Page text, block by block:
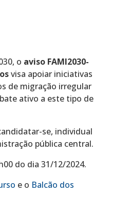
o aviso FAMI2030-
visa apoiar iniciativas
de migração irregular
ativo a este tipo de
se, individual
pública central.
do dia 31/12/2024.
e o Balcão dos